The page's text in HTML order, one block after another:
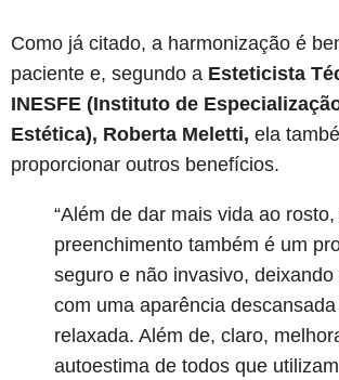
Como já citado, a harmonização é
paciente e, segundo a Esteticista
INESFE (Instituto de
Estética), Roberta Meletti, ela
proporcionar outros benefícios.
“Além de dar mais vida ao rosto,
preenchimento também é um
seguro e não invasivo, deixando
com uma aparência
relaxada. Além de, claro,
autoestima de todos que